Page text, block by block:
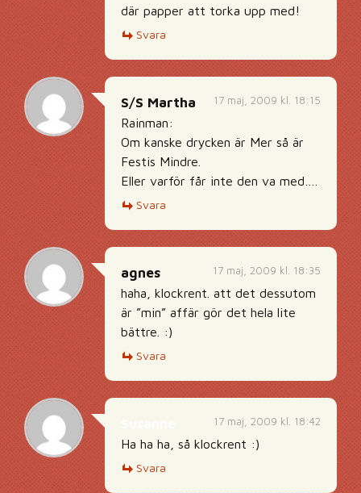
där papper att torka upp med!
Svara
17 maj, 2009 kl. 18:15
S/S Martha
Rainman:
Om kanske drycken är Mer så är
Festis Mindre.
Eller varför får inte den va med….
Svara
17 maj, 2009 kl. 18:35
agnes
haha, klockrent. att det dessutom
är ”min” affär gör det hela lite
bättre. :)
Svara
17 maj, 2009 kl. 18:42
Ha ha ha, så klockrent :)
Svara